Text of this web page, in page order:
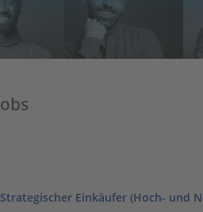
Strategischer Einkäufer (Hoch- und